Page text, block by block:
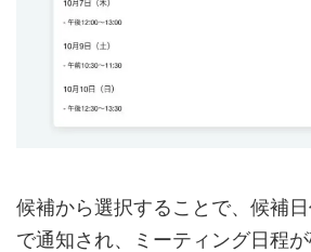
候補から選択することで、候補
で通知され、ミーティング日程が